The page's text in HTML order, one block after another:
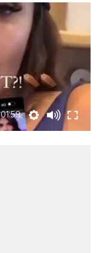
01:59